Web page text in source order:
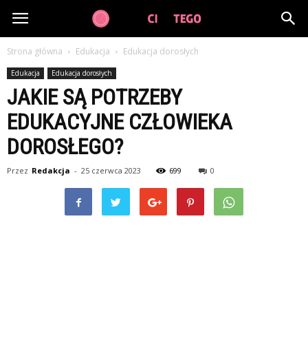
GuzikCiDoTego.pl
Strona główna Edukacja Edukacja dorosłych
Edukacja Edukacja dorosłych
JAKIE SĄ POTRZEBY
EDUKACYJNE CZŁOWIEKA
DOROSŁEGO?
Przez Redakcja - 25 czerwca 2023 699 0